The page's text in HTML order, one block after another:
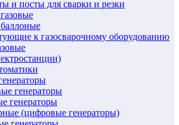
и посты для сварки и резки
к газосварочному оборудованию
генераторы
генераторы
(цифровые генераторы)